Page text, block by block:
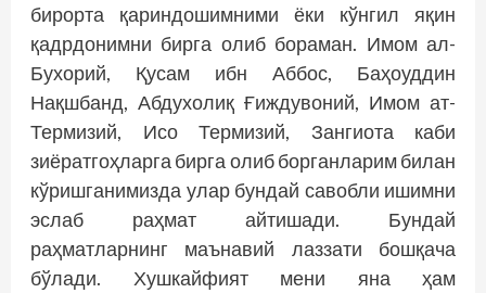
бирорта қариндошимними ёки кўнгил яқин
қадрдонимни бирга олиб бораман. Имом ал-
Бухорий, Қусам ибн Аббос, Баҳоуддин
Нақшбанд, Абдухолиқ Ғиждувоний, Имом ат-
Термизий, Исо Термизий, Зангиота каби
зиёратгоҳларга бирга олиб борганларим билан
кўришганимизда улар бундай савобли ишимни
эслаб раҳмат айтишади. Бундай
раҳматларнинг маънавий лаззати бошқача
бўлади. Хушкайфият мени яна ҳам